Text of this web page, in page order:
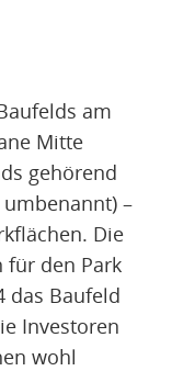
am
Mitte
gehörend
–
Die
für den Park
das Baufeld
Investoren
wohl